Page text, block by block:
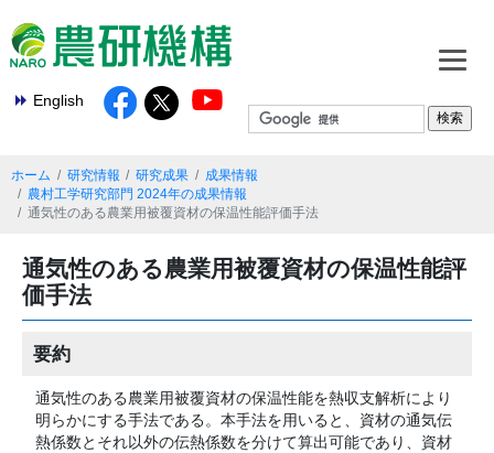
English
ホーム 研究情報 研究成果
成果情報
農村工学研究部門 2024年の成果情報
通気性のある農業用被覆資材の保温性能評価手法
通気性のある農業用被覆資材の保温性能評
価手法
要約
通気性のある農業用被覆資材の保温性能を熱収支解析により
明らかにする手法である。本手法を用いると、資材の通気伝
熱係数とそれ以外の伝熱係数を分けて算出可能であり、資材